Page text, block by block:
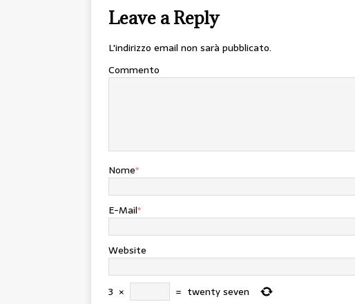
Leave a Reply
L'indirizzo email non sarà pubblicato.
Commento
Nome*
E-Mail*
Website
3 × = twenty seven